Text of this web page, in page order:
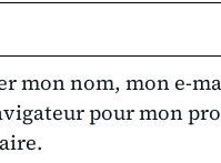
mon nom, mon e-
pour mon